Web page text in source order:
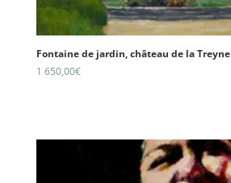
Fontaine de jardin, château de la Treyne
1 650,00€